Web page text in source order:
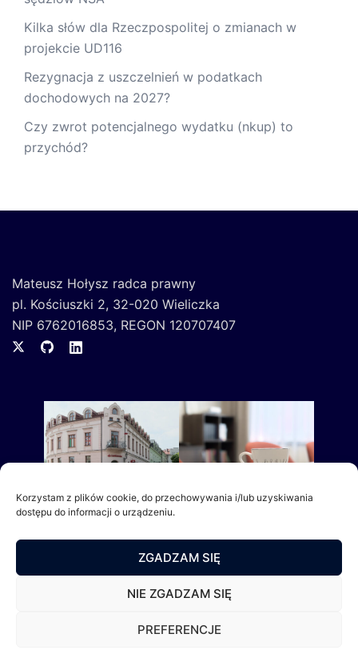
Korzystam z plików cookie, do przechowywania i/lub uzyskiwania
dostępu do informacji o urządzeniu.
ZGADZAM SIĘ
NIE ZGADZAM SIĘ
PREFERENCJE
Kilka słów dla Rzeczpospolitej o zmianach w
projekcie UD116
Rezygnacja z uszczelnień w podatkach
dochodowych na 2027?
Czy zwrot potencjalnego wydatku (nkup) to
przychód?
Mateusz Hołysz radca prawny
pl. Kościuszki 2, 32-020 Wieliczka
NIP 6762016853, REGON 120707407